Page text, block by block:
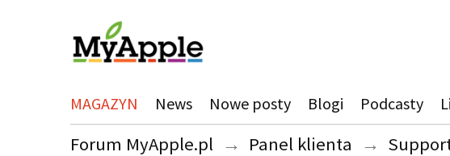
MAGAZYN News Nowe posty Blogi Podcasty
Forum MyApple.pl → Panel klienta →